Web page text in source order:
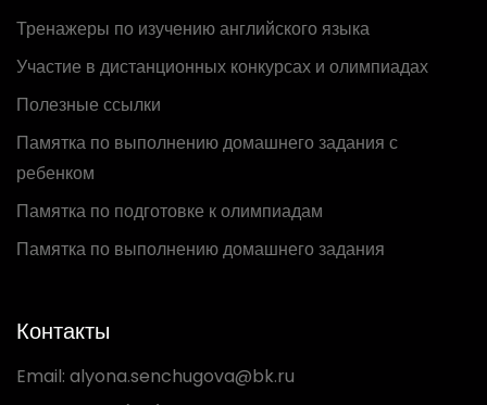
Тренажеры по изучению английского языка
Участие в дистанционных конкурсах и олимпиадах
Полезные ссылки
Памятка по выполнению домашнего задания с
ребенком
Памятка по подготовке к олимпиадам
Памятка по выполнению домашнего задания
Контакты
Email: alyona.senchugova@bk.ru